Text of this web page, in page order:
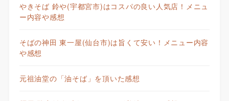
やきそば 鈴や(宇都宮市)はコスパの良い人気店！メニュ
ー内容や感想
そばの神田 東一屋(仙台市)は旨くて安い！メニュー内容
や感想
元祖油堂の「油そば」を頂いた感想